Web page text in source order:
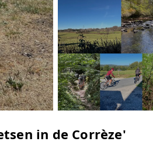
in de Corrèze'